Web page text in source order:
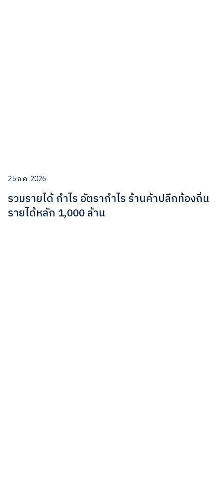
25 ก.ค. 2026
รวมรายได้ กำไร อัตรากำไร ร้านค้าปลีกท้องถิ่น
รายได้หลัก 1,000 ล้าน